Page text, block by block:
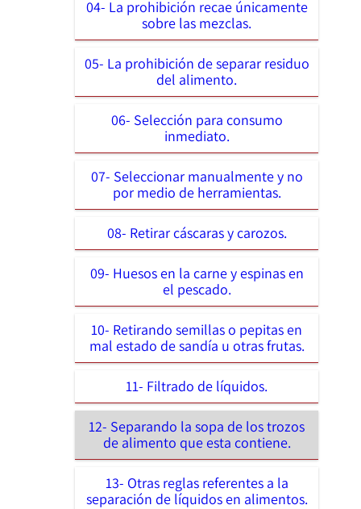
04- La prohibición recae únicamente
sobre las mezclas.
05- La prohibición de separar residuo
del alimento.
06- Selección para consumo
inmediato.
07- Seleccionar manualmente y no
por medio de herramientas.
08- Retirar cáscaras y carozos.
09- Huesos en la carne y espinas en
el pescado.
10- Retirando semillas o pepitas en
mal estado de sandía u otras frutas.
11- Filtrado de líquidos.
12- Separando la sopa de los trozos
de alimento que esta contiene.
13- Otras reglas referentes a la
separación de líquidos en alimentos.